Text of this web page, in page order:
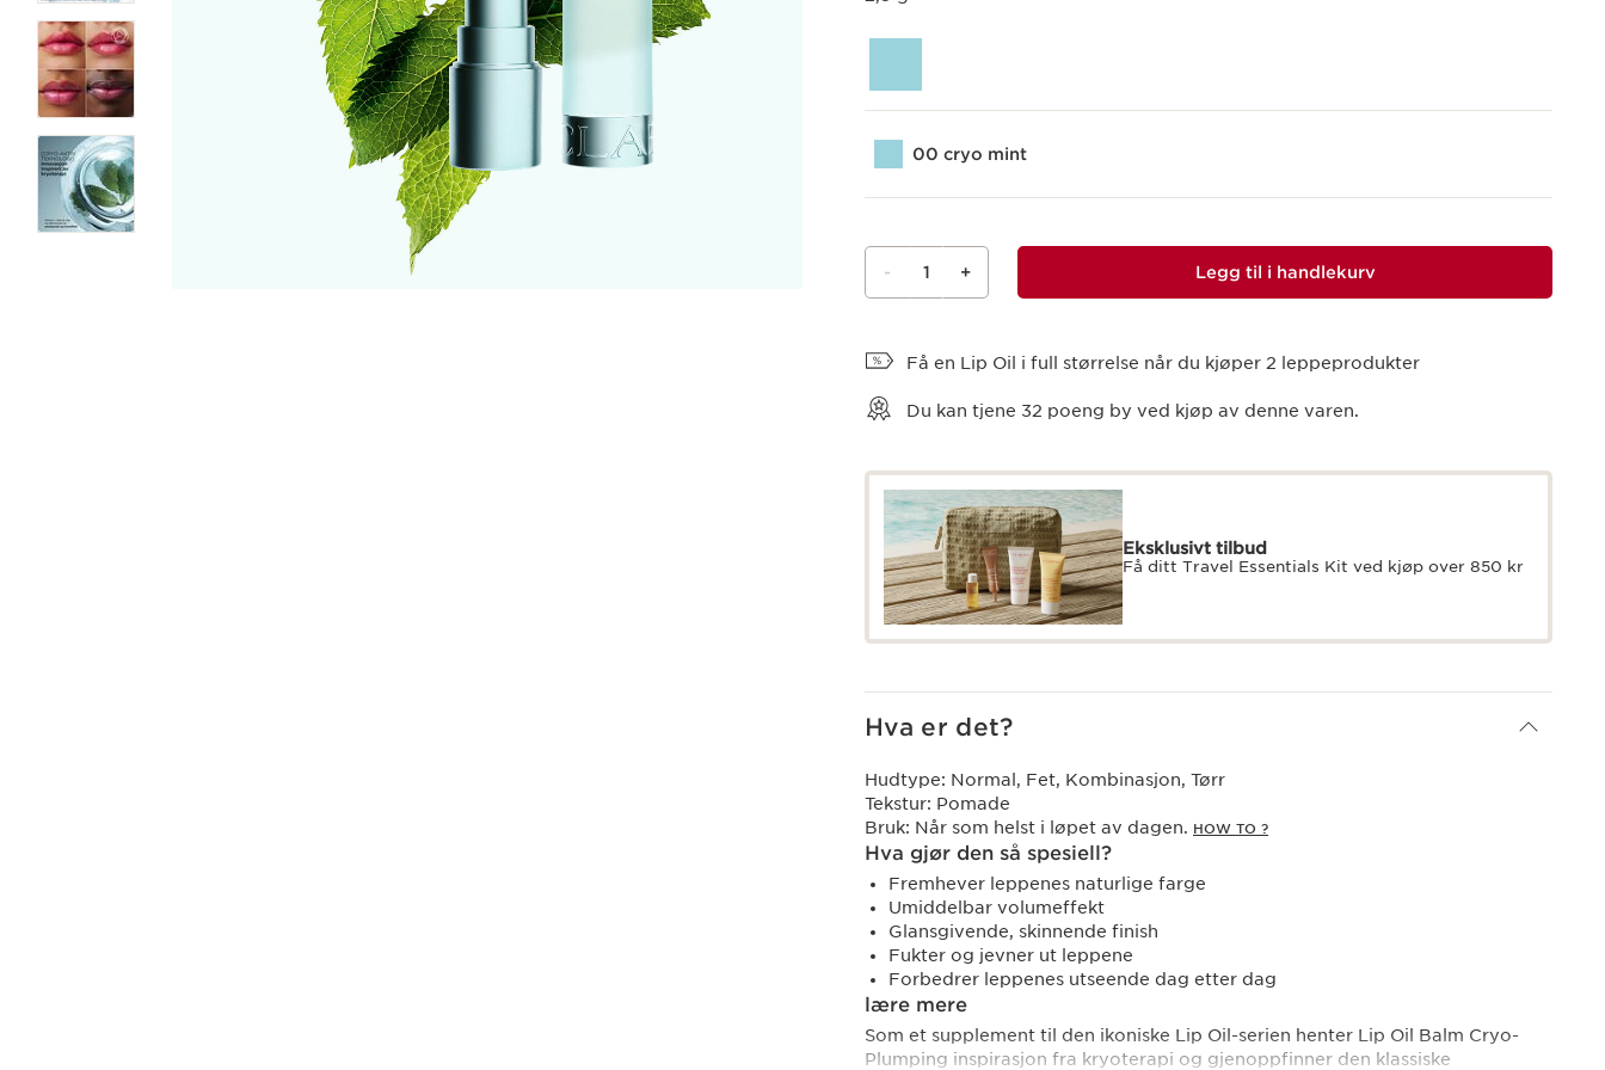
00 cryo mint
- 1 + Legg til i handlekurv
Få en Lip Oil i full størrelse når du kjøper 2 leppeprodukter
Du kan tjene 32 poeng by ved kjøp av denne varen.
Eksklusivt tilbud
Få ditt Travel Essentials Kit ved kjøp over 850 kr
Hva er det?
Hudtype: Normal, Fet, Kombinasjon, Tørr
Tekstur: Pomade
Bruk: Når som helst i løpet av dagen. HOW TO ?
Hva gjør den så spesiell?
Fremhever leppenes naturlige farge
Umiddelbar volumeffekt
Glansgivende, skinnende finish
Fukter og jevner ut leppene
Forbedrer leppenes utseende dag etter dag
lære mere
Som et supplement til den ikoniske Lip Oil-serien henter Lip Oil Balm Cryo-
Plumping inspirasjon fra kryoterapi og gjenoppfinner den klassiske